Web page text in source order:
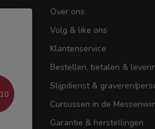
Over ons
Volg & like ons
Klantenservice
Bestellen, betalen &
Slijpdienst & graveren/
Cursussen in de
Garantie & herstellingen